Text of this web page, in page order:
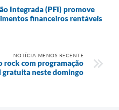
Integrada (PFI) promove
financeiros rentáveis
NOTÍCIA MENOS RECENTE
rock com programação
gratuita neste domingo